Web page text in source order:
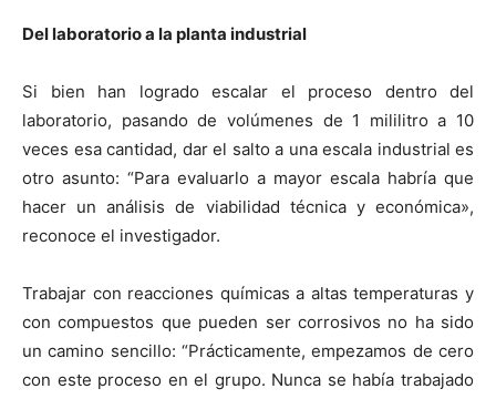
Del laboratorio a la planta industrial
Si bien han logrado escalar el proceso dentro del
laboratorio, pasando de volúmenes de 1 mililitro a 10
veces esa cantidad, dar el salto a una escala industrial es
otro asunto: “Para evaluarlo a mayor escala habría que
hacer un análisis de viabilidad técnica y económica»,
reconoce el investigador.
Trabajar con reacciones químicas a altas temperaturas y
con compuestos que pueden ser corrosivos no ha sido
un camino sencillo: “Prácticamente, empezamos de cero
con este proceso en el grupo. Nunca se había trabajado